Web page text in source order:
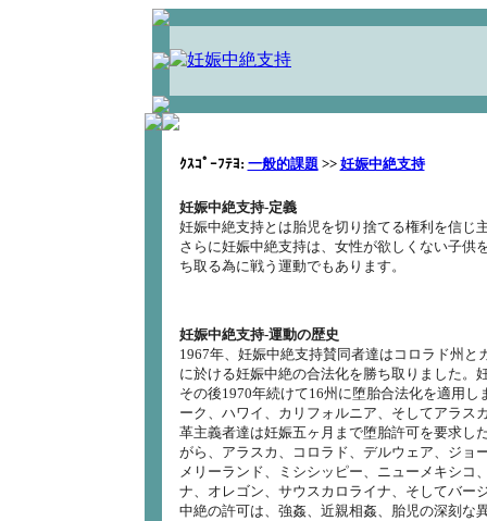
ｸｽｺﾟｰﾌﾃﾖ: 一般的課題 >> 妊娠中絶支持
妊娠中絶支持-定義
妊娠中絶支持とは胎児を切り捨てる権利を信じ
さらに妊娠中絶支持は、女性が欲しくない子供
ち取る為に戦う運動でもあります。
妊娠中絶支持-運動の歴史
1967年、妊娠中絶支持賛同者達はコロラド州と
に於ける妊娠中絶の合法化を勝ち取りました。
その後1970年続けて16州に堕胎合法化を適用し
ーク、ハワイ、カリフォルニア、そしてアラス
革主義者達は妊娠五ヶ月まで堕胎許可を要求し
がら、アラスカ、コロラド、デルウェア、ジョ
メリーランド、ミシシッピー、ニューメキシコ
ナ、オレゴン、サウスカロライナ、そしてバー
中絶の許可は、強姦、近親相姦、胎児の深刻な